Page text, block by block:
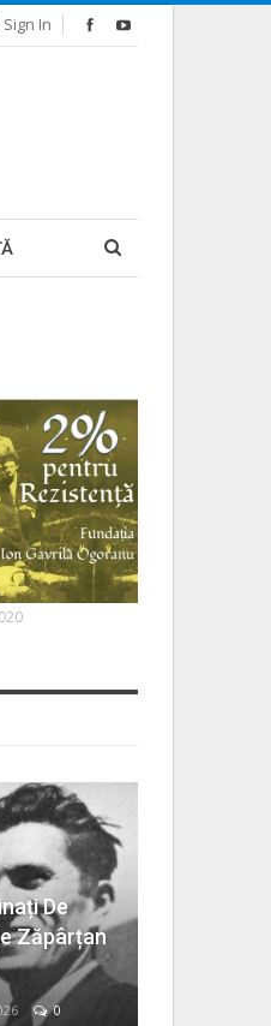
Sign In
De
Zăpârțan
0